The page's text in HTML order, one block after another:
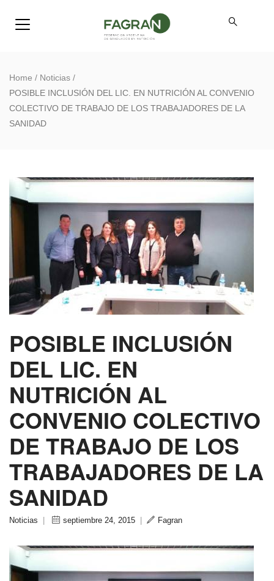
Home / Noticias /
POSIBLE INCLUSIÓN DEL LIC. EN NUTRICIÓN AL CONVENIO
COLECTIVO DE TRABAJO DE LOS TRABAJADORES DE LA
SANIDAD
POSIBLE INCLUSIÓN
DEL LIC. EN
NUTRICIÓN AL
CONVENIO COLECTIVO
DE TRABAJO DE LOS
TRABAJADORES DE LA
SANIDAD
Noticias septiembre 24, 2015 Fagran